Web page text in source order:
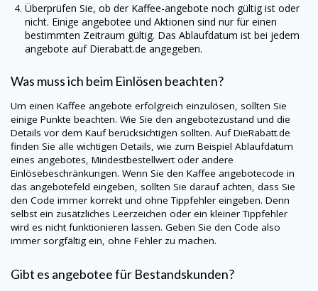
Überprüfen Sie, ob der Kaffee-angebote noch gültig ist oder
nicht. Einige angebotee und Aktionen sind nur für einen
bestimmten Zeitraum gültig. Das Ablaufdatum ist bei jedem
angebote auf Dierabatt.de angegeben.
Was muss ich beim Einlösen beachten?
Um einen Kaffee angebote erfolgreich einzulösen, sollten Sie
einige Punkte beachten. Wie Sie den angebotezustand und die
Details vor dem Kauf berücksichtigen sollten. AufDieRabatt.de
finden Sie alle wichtigen Details, wie zum Beispiel Ablaufdatum
eines angebotes, Mindestbestellwert oder andere
Einlösebeschränkungen. Wenn Sie den Kaffee angebotecode in
das angebotefeld eingeben, sollten Sie darauf achten, dass Sie
den Code immer korrekt und ohne Tippfehler eingeben. Denn
selbst ein zusätzliches Leerzeichen oder ein kleiner Tippfehler
wird es nicht funktionieren lassen. Geben Sie den Code also
immer sorgfältig ein, ohne Fehler zu machen.
Gibt es angebotee für Bestandskunden?